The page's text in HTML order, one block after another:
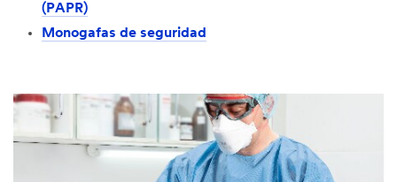
(PAPR)
Monogafas de seguridad